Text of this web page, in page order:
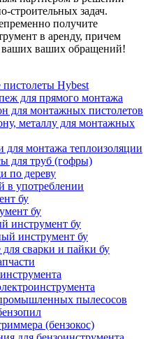
строительных задач.
получите
в аренду, причем
ваших обращений!
Hybest
для прямого монтажа
для монтажных пистолетов
металлу для монтажных
для монтажа теплоизоляции
для труб (гофры)
по дереву
в употреблении
бу
бу
инструмент бу
инструмент бу
сварки и пайки бу
пылесосов
(бензокос)